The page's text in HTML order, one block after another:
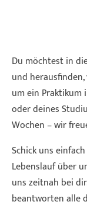
Du möchtest in
und
um ein Praktikum
oder deines
Wochen – wir
Schick uns
Lebenslauf über
uns zeitnah bei
beantworten alle